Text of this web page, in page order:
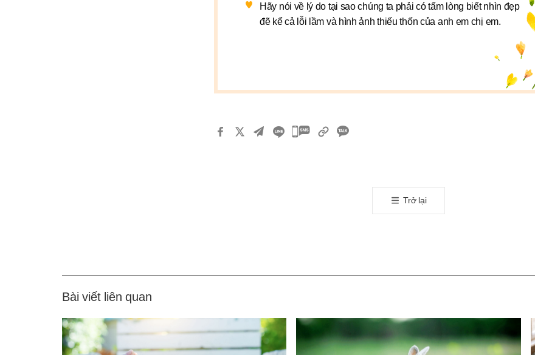
Hãy nói về lý do tại sao chúng ta phải có tấm lòng biết nhìn đẹp
đẽ kể cả lỗi lầm và hình ảnh thiếu thốn của anh em chị em.
카
Trở lại
Bài viết liên quan